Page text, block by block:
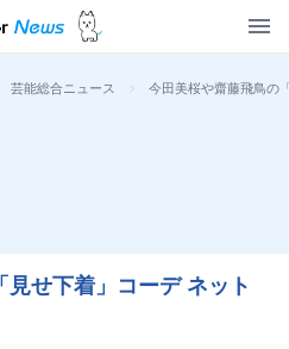
芸能総合ニュース > 今田美桜や齋藤飛鳥の
せ下着」コーデ ネット